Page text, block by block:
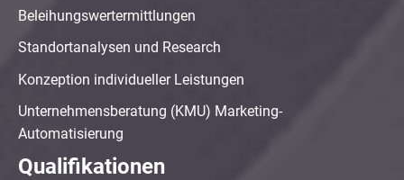
Beleihungswertermittlungen
Standortanalysen und Research
Konzeption individueller Leistungen
Unternehmensberatung (KMU) Marketing-
Automatisierung
Qualifikationen